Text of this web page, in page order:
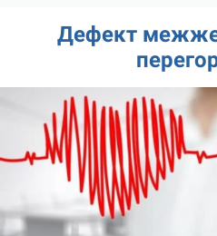
Дефект